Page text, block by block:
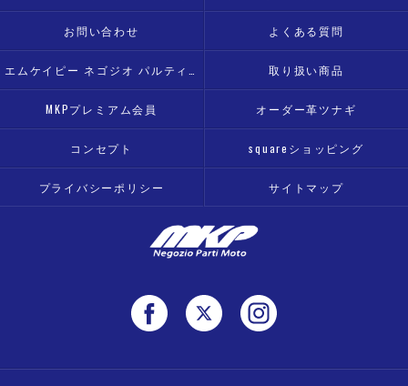
お問い合わせ よくある質問
取り扱い商品
MKPプレミアム会員 オーダー革ツナギ
コンセプト squareショッピング
プライバシーポリシー サイトマップ